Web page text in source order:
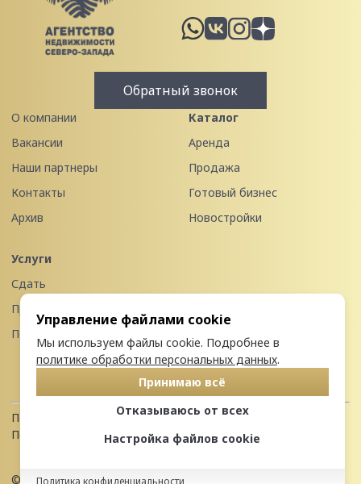
Обратный звонок
О компании
Вакансии
Наши партнеры
Контакты
Архив
Каталог
Аренда
Продажа
Готовый бизнес
Новостройки
Услуги
Сдать
Продать
Передать в управление
Политика конфиденциальности
Пользовательское соглашение
© 2026 Недвижимость Северо-запада
Управление файлами cookie
Мы используем файлы cookie. Подробнее в
политике обработки персональных данных.
Принимаю всё
Отказываюсь от всех
Настройка файлов cookie
Политика конфиденциальности